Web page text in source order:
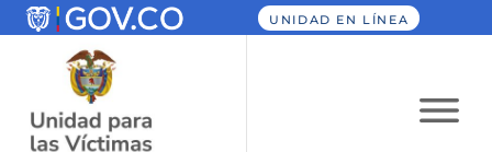
UNIDAD EN LÍNEA